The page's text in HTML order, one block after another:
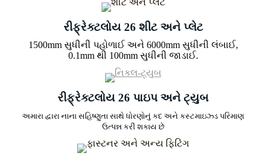
રીફ્રેક્ટલોય 26 શીટ અને પ્લેટ
1500mm સુધીની પહોળાઈ અને 6000mm સુધીની લંબાઈ,
0.1mm થી 100mm સુધીની જાડાઈ.
રીફ્રેક્ટલોય 26 પાઇપ અને ટ્યુબ
અમારા દ્વારા નાના સહિષ્ણુતા સાથે ધોરણોનું કદ અને કસ્ટમાઇઝ્ડ પરિમાણ
ઉત્પન્ન કરી શકાય છે